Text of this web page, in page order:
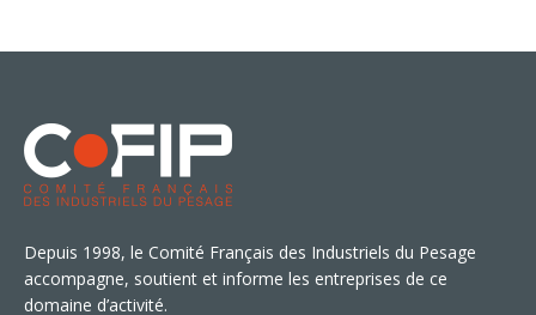
Depuis 1998, le Comité Français des Industriels du Pesage
accompagne, soutient et informe les entreprises de ce
domaine d’activité.